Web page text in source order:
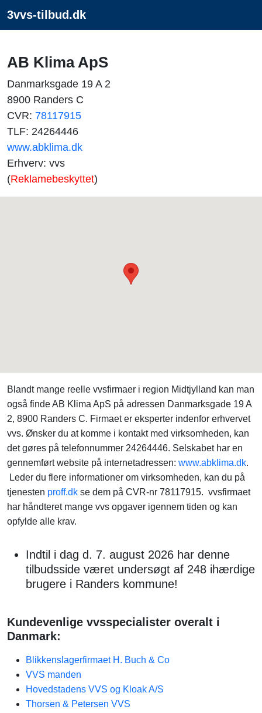
3vvs-tilbud.dk
AB Klima ApS
Danmarksgade 19 A 2
8900 Randers C
CVR: 78117915
TLF: 24264446
www.abklima.dk
Erhverv: vvs
(Reklamebeskyttet)
Blandt mange reelle vvsfirmaer i region Midtjylland kan man
også finde AB Klima ApS på adressen Danmarksgade 19 A
2, 8900 Randers C. Firmaet er eksperter indenfor erhvervet
vvs. Ønsker du at komme i kontakt med virksomheden, kan
det gøres på telefonnummer 24264446. Selskabet har en
gennemført website på internetadressen: www.abklima.dk.
Leder du flere informationer om virksomheden, kan du på
tjenesten proff.dk se dem på CVR-nr 78117915. vvsfirmaet
har håndteret mange vvs opgaver igennem tiden og kan
opfylde alle krav.
Indtil i dag d. 7. august 2026 har denne
tilbudsside været undersøgt af 248 ihærdige
brugere i Randers kommune!
Kundevenlige vvsspecialister overalt i
Danmark:
Blikkenslagerfirmaet H. Buch & Co
VVS manden
Hovedstadens VVS og Kloak A/S
Thorsen & Petersen VVS